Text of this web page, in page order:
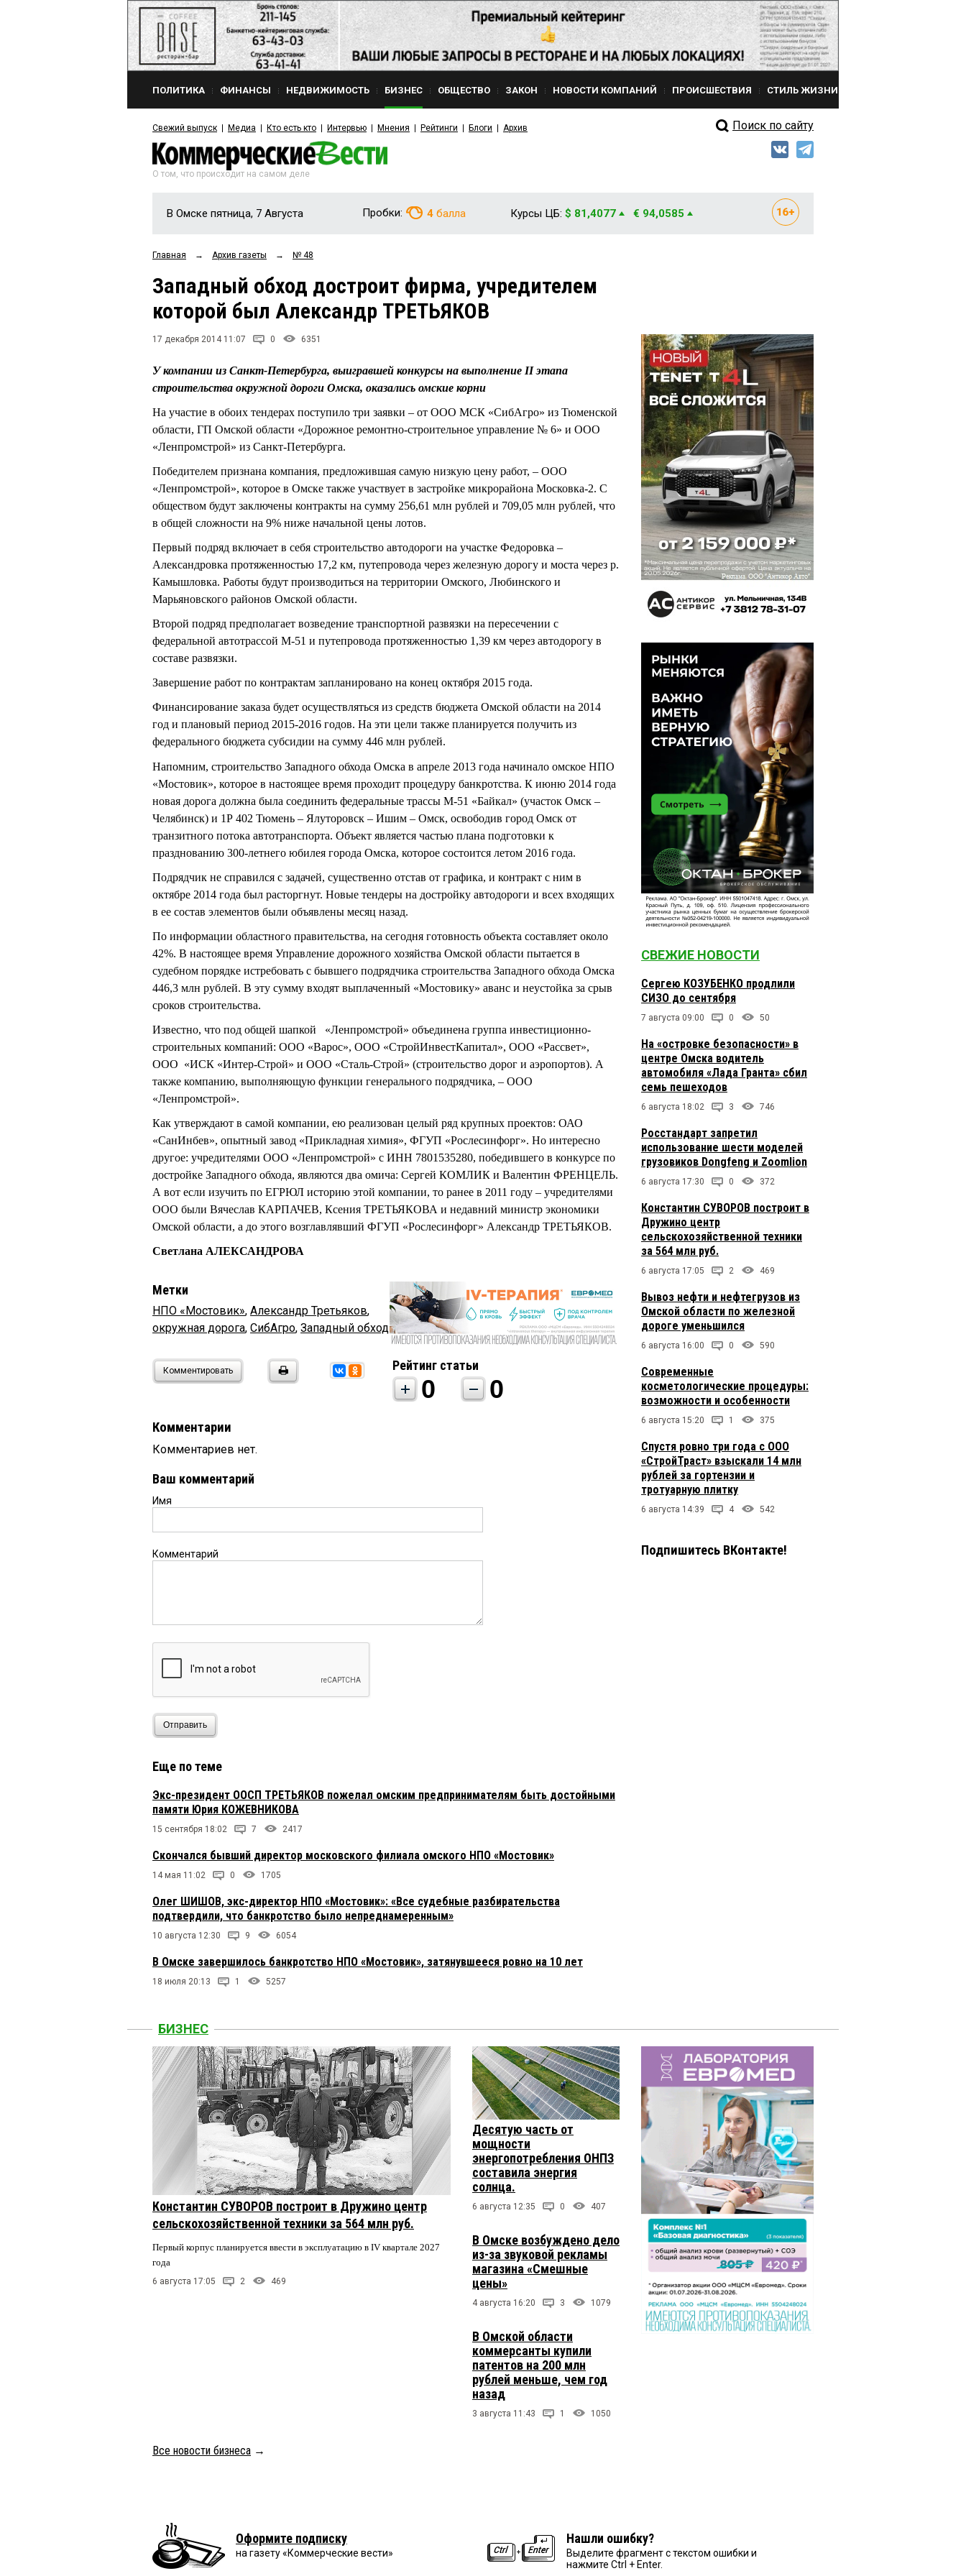
ПОЛИТИКА ФИНАНСЫ НЕДВИЖИМОСТЬ БИЗНЕС ОБЩЕСТВО ЗАКОН НОВОСТИ КОМПАНИЙ ПРОИСШЕСТВИЯ СТИЛЬ ЖИЗНИ
Свежий выпуск Медиа Кто есть кто Интервью Мнения Рейтинги Блоги Архив Поиск по сайту
О том, что происходит на самом деле
В Омске пятница, 7 Августа Пробки: 4 балла Курсы ЦБ: $ 81,4077 € 94,0585
Главная → Архив газеты → № 48
Западный обход достроит фирма, учредителем
которой был Александр ТРЕТЬЯКОВ
17 декабря 2014 11:07 0 6351
У компании из Санкт-Петербурга, выигравшей конкурсы на выполнение II этапа
строительства окружной дороги Омска, оказались омские корни
На участие в обоих тендерах поступило три заявки – от ООО МСК «СибАгро» из Тюменской
области, ГП Омской области «Дорожное ремонтно-строительное управление № 6» и ООО
«Ленпромстрой» из Санкт-Петербурга.
Победителем признана компания, предложившая самую низкую цену работ, – ООО
«Ленпромстрой», которое в Омске также участвует в застройке микрорайона Московка-2. С
обществом будут заключены контракты на сумму 256,61 млн рублей и 709,05 млн рублей, что
в общей сложности на 9% ниже начальной цены лотов.
Первый подряд включает в себя строительство автодороги на участке Федоровка –
Александровка протяженностью 17,2 км, путепровода через железную дорогу и моста через р.
Камышловка. Работы будут производиться на территории Омского, Любинского и
Марьяновского районов Омской области.
Второй подряд предполагает возведение транспортной развязки на пересечении с
федеральной автотрассой М-51 и путепровода протяженностью 1,39 км через автодорогу в
составе развязки.
Завершение работ по контрактам запланировано на конец октября 2015 года.
Финансирование заказа будет осуществляться из средств бюджета Омской области на 2014
год и плановый период 2015-2016 годов. На эти цели также планируется получить из
федерального бюджета субсидии на сумму 446 млн рублей.
Напомним, строительство Западного обхода Омска в апреле 2013 года начинало омское НПО
«Мостовик», которое в настоящее время проходит процедуру банкротства. К июню 2014 года
новая дорога должна была соединить федеральные трассы М-51 «Байкал» (участок Омск –
Челябинск) и 1Р 402 Тюмень – Ялуторовск – Ишим – Омск, освободив город Омск от
транзитного потока автотранспорта. Объект является частью плана подготовки к
празднованию 300-летнего юбилея города Омска, которое состоится летом 2016 года.
Подрядчик не справился с задачей, существенно отстав от графика, и контракт с ним в
октябре 2014 года был расторгнут. Новые тендеры на достройку автодороги и всех входящих
в ее состав элементов были объявлены месяц назад.
По информации областного правительства, на сегодня готовность объекта составляет около
42%. В настоящее время Управление дорожного хозяйства Омской области пытается в
судебном порядке истребовать с бывшего подрядчика строительства Западного обхода Омска
446,3 млн рублей. В эту сумму входят выплаченный «Мостовику» аванс и неустойка за срыв
сроков строительства.
Известно, что под общей шапкой «Ленпромстрой» объединена группа инвестиционно-
строительных компаний: ООО «Варос», ООО «СтройИнвестКапитал», ООО «Рассвет»,
ООО «ИСК «Интер-Строй» и ООО «Сталь-Строй» (строительство дорог и аэропортов). А
также компанию, выполняющую функции генерального подрядчика, – ООО
«Ленпромстрой».
Как утверждают в самой компании, ею реализован целый ряд крупных проектов: ОАО
«СанИнбев», опытный завод «Прикладная химия», ФГУП «Рослесинфорг». Но интересно
другое: учредителями ООО «Ленпромстрой» с ИНН 7801535280, победившего в конкурсе по
достройке Западного обхода, являются два омича: Сергей КОМЛИК и Валентин ФРЕНЦЕЛЬ.
А вот если изучить по ЕГРЮЛ историю этой компании, то ранее в 2011 году – учредителями
ООО были Вячеслав КАРПАЧЕВ, Ксения ТРЕТЬЯКОВА и недавний министр экономики
Омской области, а до этого возглавлявший ФГУП «Рослесинфорг» Александр ТРЕТЬЯКОВ.
Светлана АЛЕКСАНДРОВА
Метки
НПО «Мостовик», Александр Третьяков,
окружная дорога, СибАгро, Западный обход
Комментировать Рейтинг статьи
0 0
Комментарии
Комментариев нет.
Ваш комментарий
Имя
Комментарий
Отправить
Еще по теме
Экс-президент ООСП ТРЕТЬЯКОВ пожелал омским предпринимателям быть достойными
памяти Юрия КОЖЕВНИКОВА
15 сентября 18:02 7 2417
Скончался бывший директор московского филиала омского НПО «Мостовик»
14 мая 11:02 0 1705
Олег ШИШОВ, экс-директор НПО «Мостовик»: «Все судебные разбирательства
подтвердили, что банкротство было непреднамеренным»
10 августа 12:30 9 6054
В Омске завершилось банкротство НПО «Мостовик», затянувшееся ровно на 10 лет
18 июля 20:13 1 5257
СВЕЖИЕ НОВОСТИ
Сергею КОЗУБЕНКО продлили
СИЗО до сентября
7 августа 09:00 0 50
На «островке безопасности» в
центре Омска водитель
автомобиля «Лада Гранта» сбил
семь пешеходов
6 августа 18:02 3 746
Росстандарт запретил
использование шести моделей
грузовиков Dongfeng и Zoomlion
6 августа 17:30 0 372
Константин СУВОРОВ построит в
Дружино центр
сельскохозяйственной техники
за 564 млн руб.
6 августа 17:05 2 469
Вывоз нефти и нефтегрузов из
Омской области по железной
дороге уменьшился
6 августа 16:00 0 590
Современные
косметологические процедуры:
возможности и особенности
6 августа 15:20 1 375
Спустя ровно три года с ООО
«СтройТраст» взыскали 14 млн
рублей за гортензии и
тротуарную плитку
6 августа 14:39 4 542
Подпишитесь ВКонтакте!
БИЗНЕС
Константин СУВОРОВ построит в Дружино центр
сельскохозяйственной техники за 564 млн руб.
Первый корпус планируется ввести в эксплуатацию в IV квартале 2027
года
6 августа 17:05 2 469
Десятую часть от
мощности
энергопотребления ОНПЗ
составила энергия
солнца.
6 августа 12:35 0 407
В Омске возбуждено дело
из-за звуковой рекламы
магазина «Смешные
цены»
4 августа 16:20 3 1079
В Омской области
коммерсанты купили
патентов на 200 млн
рублей меньше, чем год
назад
3 августа 11:43 1 1050
Все новости бизнеса →
Оформите подписку
на газету «Коммерческие вести»
Нашли ошибку?
Выделите фрагмент с текстом ошибки и
нажмите Ctrl + Enter.